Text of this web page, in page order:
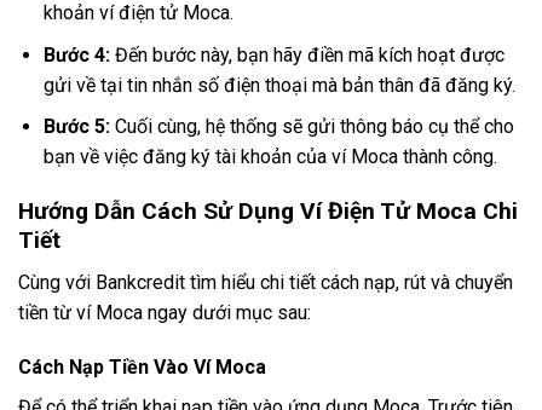
khoản ví điện tử Moca.
Bước 4:Đến bước này, bạn hãy điền mã kích hoạt được
gửi về tại tin nhắn số điện thoại mà bản thân đã đăng ký.
Bước 5:Cuối cùng, hệ thống sẽ gửi thông báo cụ thể cho
bạn về việc đăng ký tài khoản của ví Moca thành công.
Hướng Dẫn Cách Sử Dụng Ví Điện Tử Moca Chi
Tiết
Cùng với Bankcredit tìm hiểu chi tiết cách nạp, rút và chuyển
tiền từ ví Moca ngay dưới mục sau:
Cách Nạp Tiền Vào Ví Moca